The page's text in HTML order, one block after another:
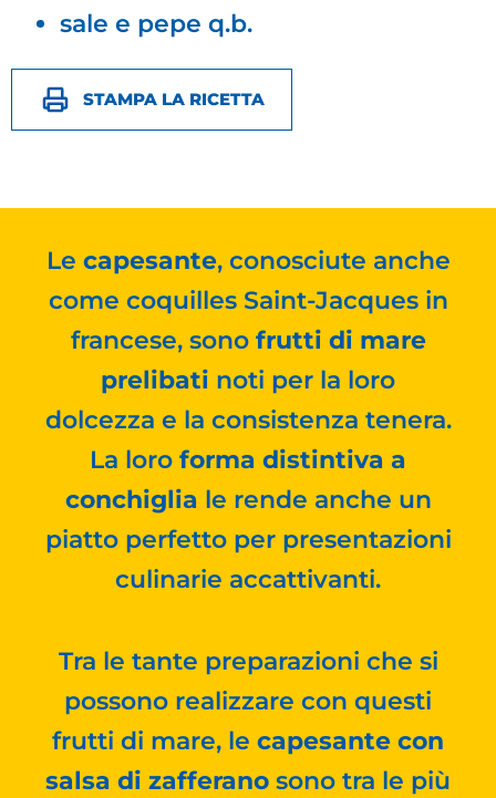
sale e pepe q.b.
STAMPA LA RICETTA
Le capesante, conosciute anche
come coquilles Saint-Jacques in
francese, sono frutti di mare
prelibati noti per la loro
dolcezza e la consistenza tenera.
La loro forma distintiva a
conchiglia le rende anche un
piatto perfetto per presentazioni
culinarie accattivanti.
Tra le tante preparazioni che si
possono realizzare con questi
frutti di mare, le capesante con
salsa di zafferano sono tra le più